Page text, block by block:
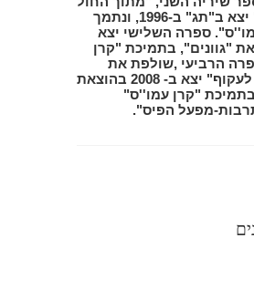
אל הראשית" יצא ב"תג" ב-1996, ונתמך
ספרה השלישי יצא
בהוצאת "גוונים", בתמיכת "קרן
הרביעי ,שולפת את
הגלגלים כדי לעקוף" יצא ב- 2008 בהוצאת
"קרן עמו''ס"
מפעל הפיס".